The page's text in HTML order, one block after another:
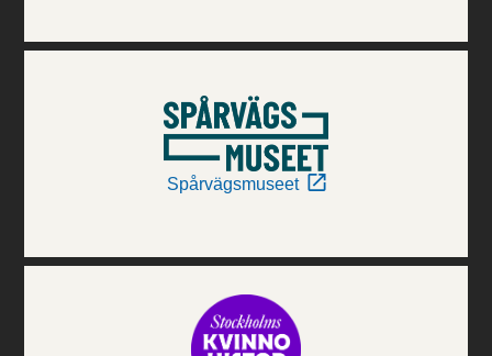
Spårvägsmuseet